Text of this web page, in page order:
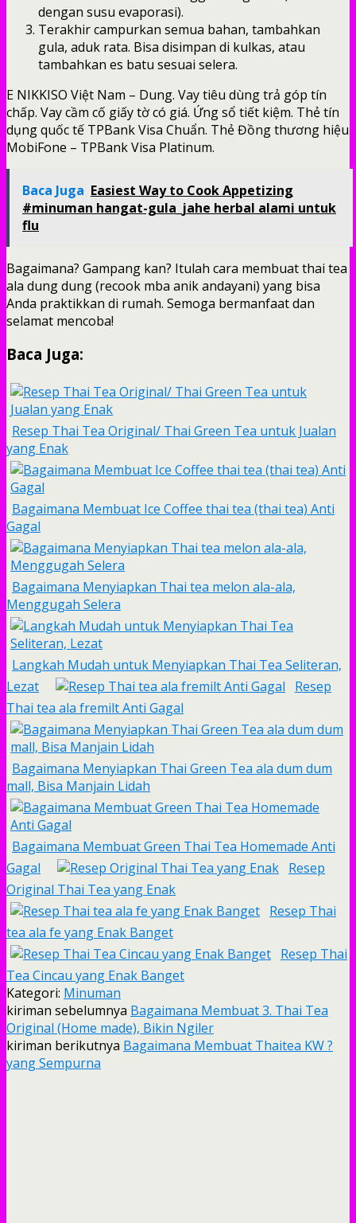
dengan susu evaporasi).
Terakhir campurkan semua bahan, tambahkan
gula, aduk rata. Bisa disimpan di kulkas, atau
tambahkan es batu sesuai selera.
E NIKKISO Việt Nam – Dung. Vay tiêu dùng trả góp tín
chấp. Vay cầm cố giấy tờ có giá. Ứng sổ tiết kiệm. Thẻ tín
dụng quốc tế TPBank Visa Chuẩn. Thẻ Đồng thương hiệu
MobiFone – TPBank Visa Platinum.
Baca Juga Easiest Way to Cook Appetizing
#minuman hangat-gula_jahe herbal alami untuk
flu
Bagaimana? Gampang kan? Itulah cara membuat thai tea
ala dung dung (recook mba anik andayani) yang bisa
Anda praktikkan di rumah. Semoga bermanfaat dan
selamat mencoba!
Baca Juga:
Resep Thai Tea Original/ Thai Green Tea untuk Jualan
yang Enak
Bagaimana Membuat Ice Coffee thai tea (thai tea) Anti
Gagal
Bagaimana Menyiapkan Thai tea melon ala-ala,
Menggugah Selera
Langkah Mudah untuk Menyiapkan Thai Tea Seliteran,
Lezat
Resep
Thai tea ala fremilt Anti Gagal
Bagaimana Menyiapkan Thai Green Tea ala dum dum
mall, Bisa Manjain Lidah
Bagaimana Membuat Green Thai Tea Homemade Anti
Gagal
Resep
Original Thai Tea yang Enak
Resep Thai
tea ala fe yang Enak Banget
Resep Thai
Tea Cincau yang Enak Banget
Kategori: Minuman
kiriman sebelumnya Bagaimana Membuat 3. Thai Tea
Original (Home made), Bikin Ngiler
kiriman berikutnya Bagaimana Membuat Thaitea KW ?
yang Sempurna